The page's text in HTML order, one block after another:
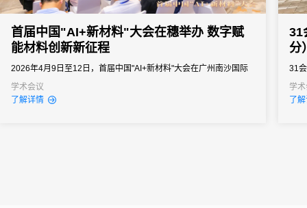
首届中国"AI+新材料"大会在穗举办 数字赋
能材料创新新征程
2026年4月9日至12日，首届中国"AI+新材料"大会在广州南沙国际
会展中心圆满落幕。
学术会议
了解详情
31
分
31
学
了